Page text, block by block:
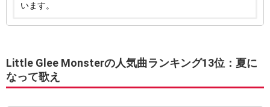
います。
Little Glee Monsterの人気曲ランキング13位：夏に
なって歌え